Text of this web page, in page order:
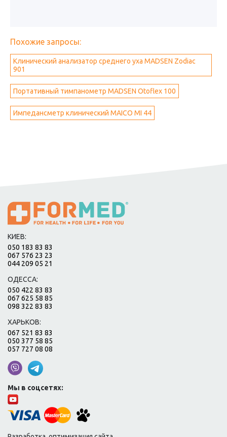
Похожие запросы:
Клинический анализатор среднего уха MADSEN Zodiac
901
Портативный тимпанометр MADSEN Otoflex 100
Импедансметр клинический MAICO MI 44
КИЕВ:
050 183 83 83
067 576 23 23
044 209 05 21
ОДЕССА:
050 422 83 83
067 625 58 85
098 322 83 83
ХАРЬКОВ:
067 521 83 83
050 377 58 85
057 727 08 08
Мы в соцсетях: